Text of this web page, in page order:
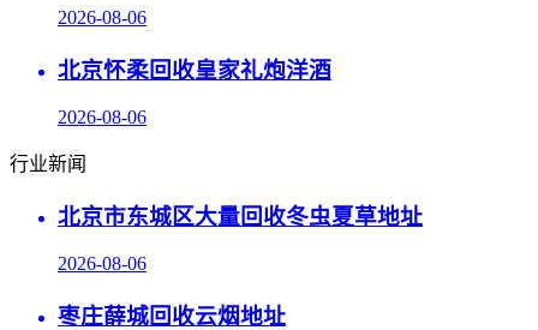
2026-08-06
北京怀柔回收皇家礼炮洋酒
2026-08-06
行业新闻
北京市东城区大量回收冬虫夏草地址
2026-08-06
枣庄薛城回收云烟地址